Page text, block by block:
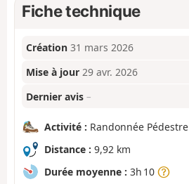
Fiche technique
Création 31 mars 2026
Mise à jour 29 avr. 2026
Dernier avis –
Activité : Randonnée Pédestre
Distance : 9,92 km
Durée moyenne : 3h 10